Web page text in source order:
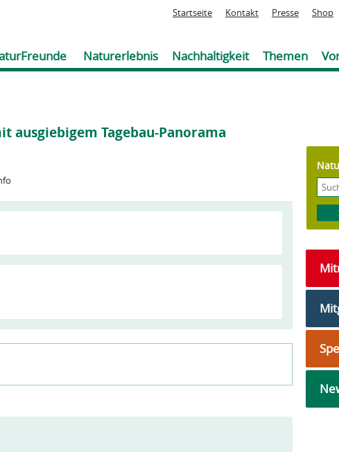
Jump to navigation
Startseite Kontakt Presse Shop
Naturerlebnis Nachhaltigkeit Themen
ausgiebigem Tagebau-Panorama